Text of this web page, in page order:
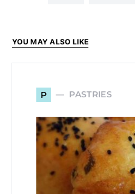
YOU MAY ALSO LIKE
P PASTRIES